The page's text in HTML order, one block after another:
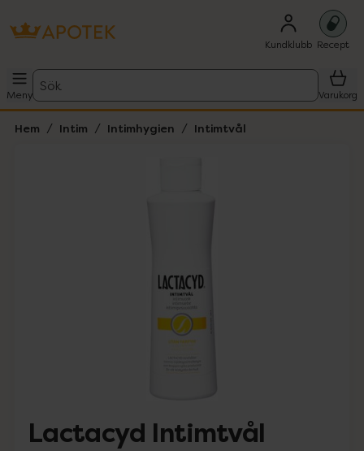
Kundklubb Recept
Meny
Sök
Varukorg
Hem Intim Intimhygien Intimtvål
Lactacyd Intimtvål